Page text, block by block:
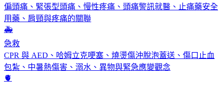
偏頭痛、緊張型頭痛、慢性疼痛、頭痛警訊就醫、止痛藥安全
用藥、肩頸與疼痛的關聯
🚑
急救
CPR 與 AED、哈姆立克哽塞、燒燙傷沖脫泡蓋送、傷口止血
包紮、中暑熱傷害、溺水、異物與緊急應變觀念
🫀